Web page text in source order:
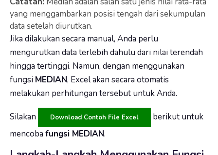
yang menggambarkan posisi tengah dari sekumpulan
data setelah diurutkan.
Jika dilakukan secara manual, Anda perlu
mengurutkan data terlebih dahulu dari nilai terendah
hingga tertinggi. Namun, dengan menggunakan
fungsi MEDIAN, Excel akan secara otomatis
melakukan perhitungan tersebut untuk Anda.
Silakan Download Contoh File Excel
berikut untuk
mencoba fungsi MEDIAN.